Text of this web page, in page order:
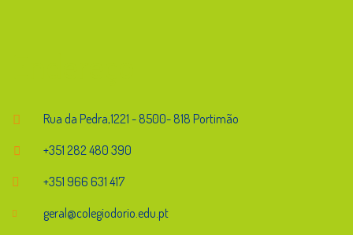
Rua da Pedra,1221 - 8500- 818 Portimão
+351 282 480 390
+351 966 631 417
geral@colegiodorio.edu.pt